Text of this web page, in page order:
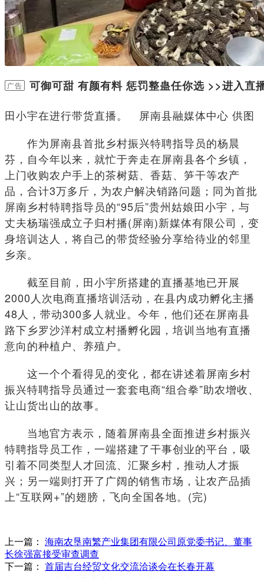
广告 可御可甜 有颜有料 惩罚整蛊任你选 >>进入直
×
田小宇在进行带货直播。 屏南县融媒体中心 供图
作为屏南县首批乡村振兴特聘指导员的杨晨
芬，自今年以来，就忙于奔走在屏南县各个乡镇，
上门收购农户手上的茶树菇、香菇、笋干等农产
品，合计3万多斤，为农户解决销路问题；同为首批
屏南乡村特聘指导员的“95后”贵州姑娘田小宇，与
丈夫杨瑞强成立子归村播(屏南)新媒体有限公司，变
身培训达人，将自己的带货经验分享给待业的邻里
乡亲。
截至目前，田小宇所搭建的直播基地已开展
2000人次电商直播培训活动，在县内成功孵化主播
48人，带动300多人就业。今年，他们还在屏南县
路下乡罗沙洋村成立村播孵化园，培训当地有直播
意向的种植户、养殖户。
这一个个看得见的变化，都在讲述着屏南乡村
振兴特聘指导员通过一套套电商“组合拳”助农增收、
让山货出山的故事。
当地官方表示，随着屏南县全面推进乡村振兴
特聘指导员工作，一端搭建了干事创业的平台，吸
引着不同类型人才回流、汇聚乡村，推动人才振
兴；另一端则打开了广阔的销售市场，让农产品插
上“互联网+”的翅膀，飞向全国各地。(完)
上一篇： 海南农垦南繁产业集团有限公司原党委书记、董事
长徐强富接受审查调查
下一篇： 首届吉台经贸文化交流洽谈会在长春开幕